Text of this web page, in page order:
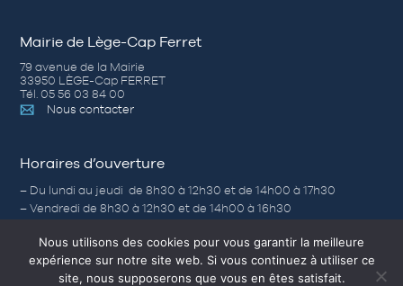
Mairie de Lège-Cap Ferret
79 avenue de la Mairie
33950 LÈGE-Cap FERRET
Tél. 05 56 03 84 00
Nous contacter
Horaires d’ouverture
– Du lundi au jeudi de 8h30 à 12h30 et de 14h00 à 17h30
– Vendredi de 8h30 à 12h30 et de 14h00 à 16h30
Nous utilisons des cookies pour vous garantir la meilleure
expérience sur notre site web. Si vous continuez à utiliser ce
site, nous supposerons que vous en êtes satisfait.